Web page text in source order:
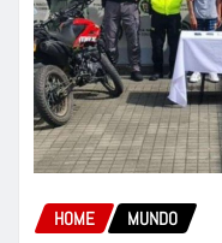
HOME MUNDO